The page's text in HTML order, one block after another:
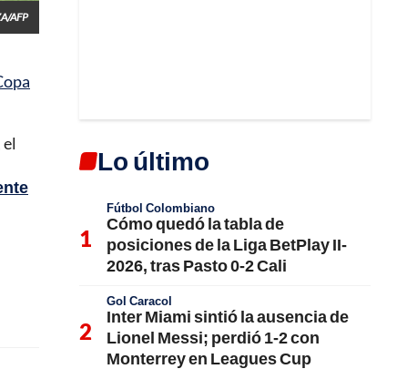
AFP
Lo último
Fútbol Colombiano
Cómo quedó la tabla de
posiciones de la Liga BetPlay II-
2026, tras Pasto 0-2 Cali
Gol Caracol
Inter Miami sintió la ausencia de
Lionel Messi; perdió 1-2 con
Monterrey en Leagues Cup